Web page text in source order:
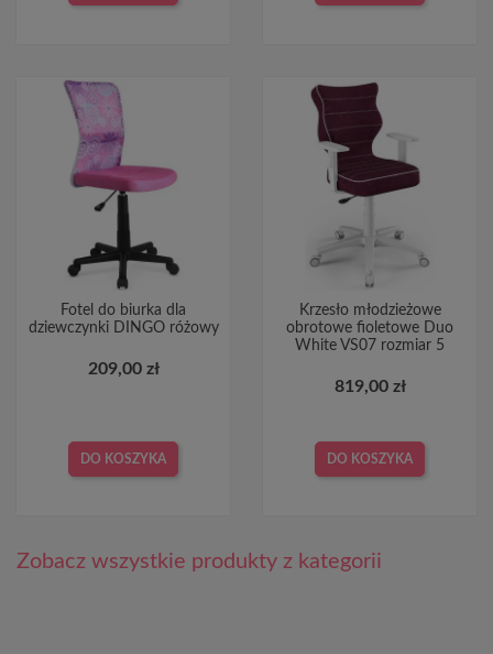
Fotel do biurka dla
dziewczynki DINGO różowy
209,00 zł
DO KOSZYKA
Krzesło młodzieżowe
obrotowe fioletowe Duo
White VS07 rozmiar 5
819,00 zł
DO KOSZYKA
Zobacz wszystkie produkty z kategorii